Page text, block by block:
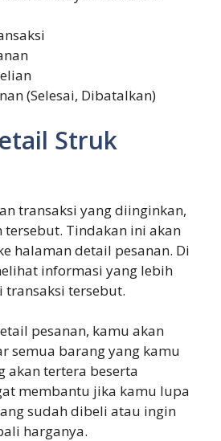
(Selesai, Dibatalkan)
Struk
transaksi yang diinginkan,
tersebut. Tindakan ini akan
halaman detail pesanan. Di
informasi yang lebih
transaksi tersebut.
pesanan, kamu akan
semua barang yang kamu
akan tertera beserta
membantu jika kamu lupa
sudah dibeli atau ingin
harganya.